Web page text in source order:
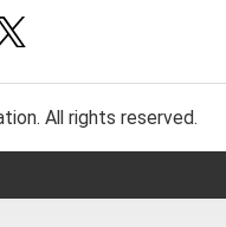
All rights reserved.